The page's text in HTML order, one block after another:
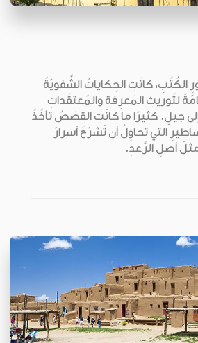
الكُتُبِ، كانَتِ الحِكاياتُ الشَّفويّةُ
لتَوريثِ المَعرِفةِ والمُعتقَداتِ
جيلٍ. كثيرًا ما كانَتِ القِصَصُ تأخُذُ
التي تحاوِلُ أن تَشرَحَ أسرارَ
أصلِ الرَّعدِ.